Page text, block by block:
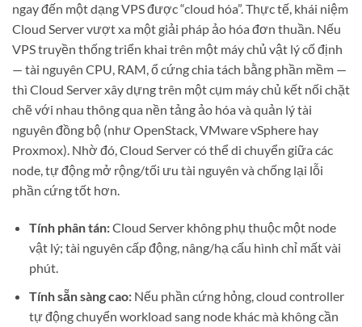
ngay đến một dạng VPS được “cloud hóa”. Thực tế, khái niệm
Cloud Server vượt xa một giải pháp ảo hóa đơn thuần. Nếu
VPS truyền thống triển khai trên một máy chủ vật lý cố định
— tài nguyên CPU, RAM, ổ cứng chia tách bằng phần mềm —
thì Cloud Server xây dựng trên một cụm máy chủ kết nối chặt
chẽ với nhau thông qua nền tảng ảo hóa và quản lý tài
nguyên đồng bộ (như OpenStack, VMware vSphere hay
Proxmox). Nhờ đó, Cloud Server có thể di chuyển giữa các
node, tự động mở rộng/tối ưu tài nguyên và chống lại lỗi
phần cứng tốt hơn.
Tính phân tán:Cloud Server không phụ thuộc một node
vật lý; tài nguyên cấp động, nâng/hạ cấu hình chỉ mất vài
phút.
Tính sẵn sàng cao:Nếu phần cứng hỏng, cloud controller
tự động chuyển workload sang node khác mà không cần